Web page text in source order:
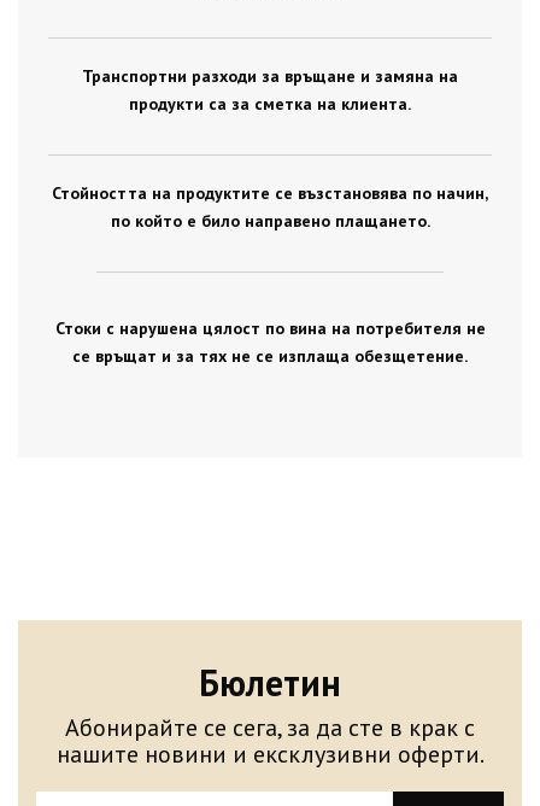
Транспортни разходи за връщане и замяна на
продукти са за сметка на клиента.
Стойността на продуктите се възстановява по начин,
по който е било направено плащането.
Стоки с нарушена цялост по вина на потребителя не
се връщат и за тях не се изплаща обезщетение.
Бюлетин
Абонирайте се сега, за да сте в крак с
нашите новини и ексклузивни оферти.